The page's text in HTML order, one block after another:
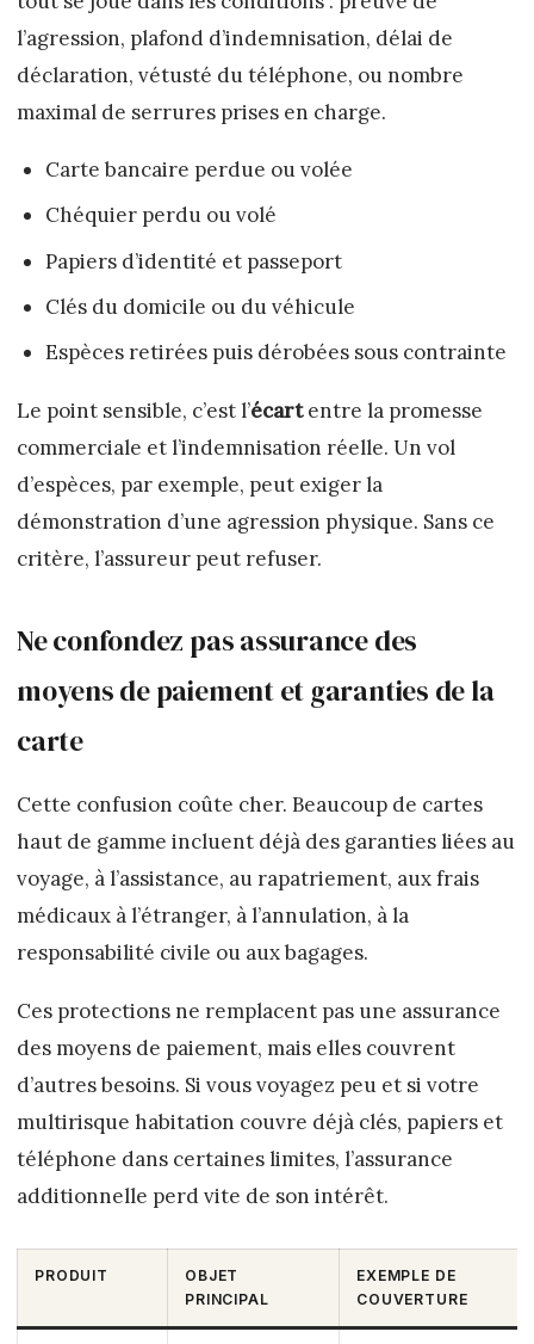
l’agression, plafond d’indemnisation, délai de
déclaration, vétusté du téléphone, ou nombre
maximal de serrures prises en charge.
Carte bancaire perdue ou volée
Chéquier perdu ou volé
Papiers d’identité et passeport
Clés du domicile ou du véhicule
Espèces retirées puis dérobées sous contrainte
Le point sensible, c’est l’écartentre la promesse
commerciale et l’indemnisation réelle. Un vol
d’espèces, par exemple, peut exiger la
démonstration d’une agression physique. Sans ce
critère, l’assureur peut refuser.
Ne confondez pas assurance des
moyens de paiement et garanties de la
carte
Cette confusion coûte cher. Beaucoup de cartes
haut de gamme incluent déjà des garanties liées au
voyage, à l’assistance, au rapatriement, aux frais
médicaux à l’étranger, à l’annulation, à la
responsabilité civile ou aux bagages.
Ces protections ne remplacent pas une assurance
des moyens de paiement, mais elles couvrent
d’autres besoins. Si vous voyagez peu et si votre
multirisque habitation couvre déjà clés, papiers et
téléphone dans certaines limites, l’assurance
additionnelle perd vite de son intérêt.
PRODUIT
OBJET
PRINCIPAL
EXEMPLE DE
COUVERTURE